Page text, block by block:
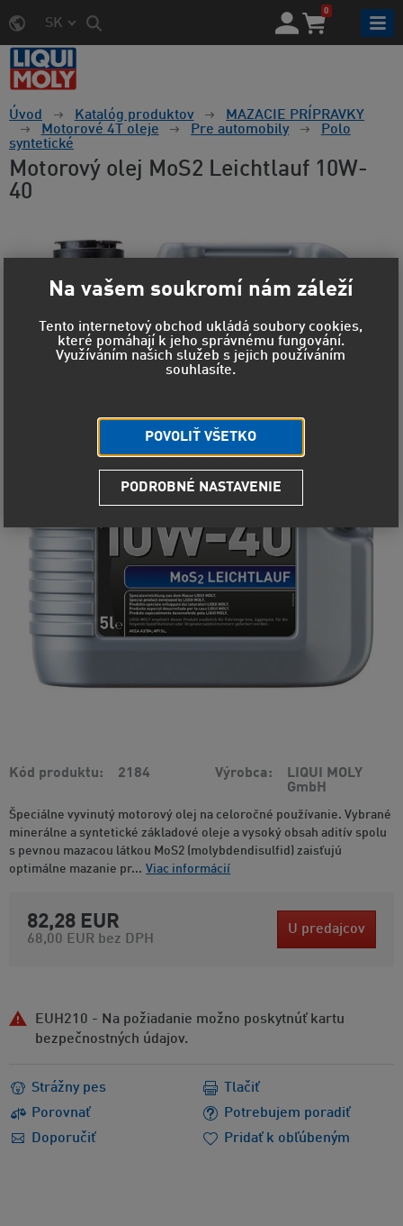
SK
0
Úvod Katalóg produktov
MAZACIE PRÍPRAVKY
Motorové 4T oleje
Pre automobily
Polo
syntetické
Motorový olej MoS2 Leichtlauf 10W-
40
Kód produktu 2184 Výrobca
LIQUI MOLY
GmbH
Špeciálne vyvinutý motorový olej na celoročné používanie. Vybrané
minerálne a syntetické základové oleje a vysoký obsah aditív spolu
s pevnou mazacou látkou MoS2 (molybdendisulfid) zaisťujú
optimálne mazanie pr... Viac informácií
82,28 EUR
68,00 EUR bez DPH
U predajcov
EUH210 - Na požiadanie možno poskytnúť kartu
bezpečnostných údajov.
Strážny pes
Porovnať
Potrebujem poradiť
Doporučiť
Tlačiť
Pridať k obľúbeným
Na vašem soukromí nám záleží
Tento internetový obchod ukládá soubory cookies,
které pomáhají k jeho správnému fungování.
Využíváním našich služeb s jejich používáním
souhlasíte.
POVOLIŤ VŠETKO
PODROBNÉ NASTAVENIE